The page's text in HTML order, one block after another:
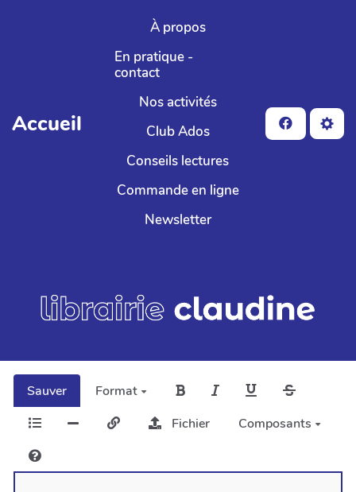
Aller au contenu principal
Accueil
À propos
En pratique -
contact
Nos activités
Club Ados
Conseils lectures
Commande en ligne
Newsletter
Sauver
Format
Fichier
Composants